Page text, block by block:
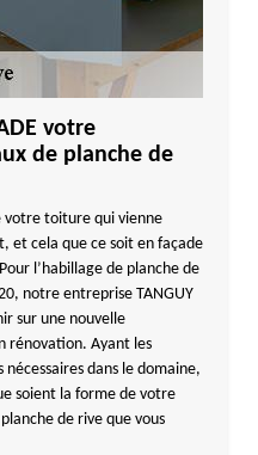
votre
de planche de
votre toiture qui vienne
et cela que ce soit en façade
l’habillage de planche de
notre entreprise TANGUY
sur une nouvelle
rénovation. Ayant les
dans le domaine,
soient la forme de votre
de rive que vous